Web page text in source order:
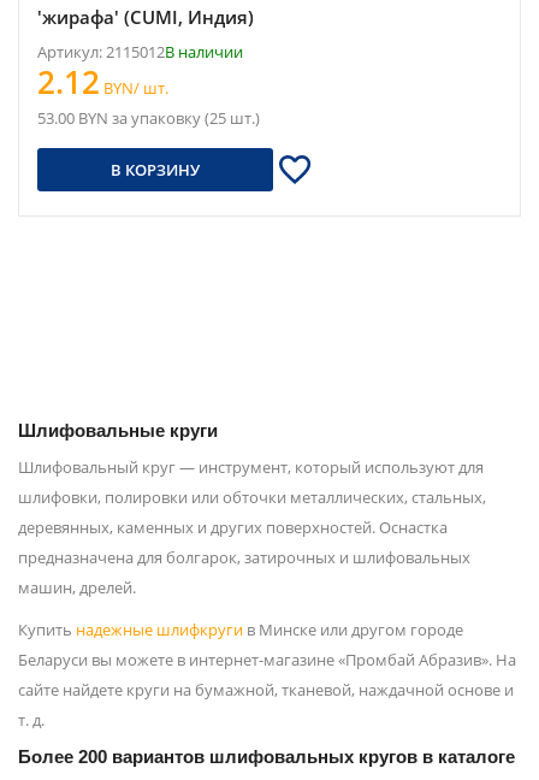
'жирафа' (CUMI, Индия)
Артикул: 2115012В наличии
2.12 BYN/ шт.
53.00 BYN за упаковку (25 шт.)
В КОРЗИНУ
Шлифовальные круги
Шлифовальный круг — инструмент, который используют для
шлифовки, полировки или обточки металлических, стальных,
деревянных, каменных и других поверхностей. Оснастка
предназначена для болгарок, затирочных и шлифовальных
машин, дрелей.
Купить надежные шлифкруги в Минске или другом городе
Беларуси вы можете в интернет-магазине «Промбай Абразив». На
сайте найдете круги на бумажной, тканевой, наждачной основе и
т. д.
Более 200 вариантов шлифовальных кругов в каталоге